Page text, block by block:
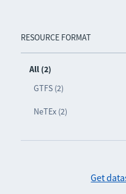
RESOURCE FORMAT
All (2)
GTFS (2)
NeTEx (2)
Get